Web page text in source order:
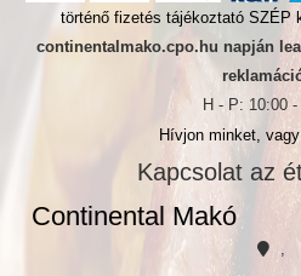
történő fizetés tájékoztató SZÉP
continentalmako.cpo.hu napján
H - P: 10:00
Hívjon minket,
Kapcsolat az
Continental Makó
,